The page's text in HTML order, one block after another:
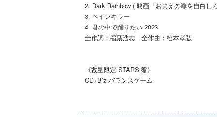
2. Dark Rainbow ( 映画「おまえの罪を自白し
3. ペインキラー
4. 君の中で踊りたい 2023
全作詞：稲葉浩志 全作曲：松本孝弘
《数量限定 STARS 盤》
CD+B’z バランスゲーム